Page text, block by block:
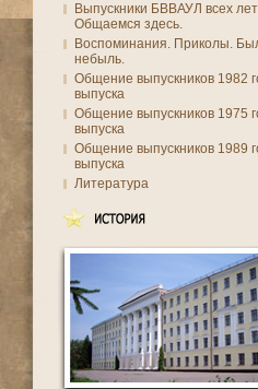
Выпускники БВВАУЛ всех
Общаемся здесь.
Воспоминания. Приколы.
небыль.
Общение выпускников 1982
выпуска
Общение выпускников 1975
выпуска
Общение выпускников 1989
выпуска
Литература